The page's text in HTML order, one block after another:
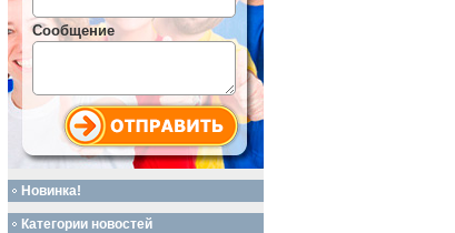
Сообщение
Новинка!
Категории новостей